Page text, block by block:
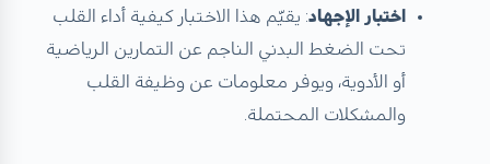
اختبار الإجهاد: يقيّم هذا الاختبار كيفية أداء القلب
تحت الضغط البدني الناجم عن التمارين الرياضية
أو الأدوية، ويوفر معلومات عن وظيفة القلب
والمشكلات المحتملة.